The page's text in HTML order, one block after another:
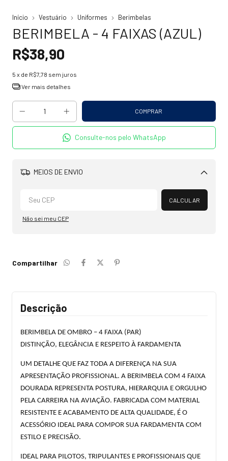
Início Vestuário Uniformes Berimbelas
BERIMBELA - 4 FAIXAS (AZUL)
R$38,90
5 x de R$7,78 sem juros
Ver mais detalhes
Consulte-nos pelo WhatsApp
MEIOS DE ENVIO
Alterar CEP
CALCULAR
Não sei meu CEP
Compartilhar
Descrição
BERIMBELA DE OMBRO – 4 FAIXA (PAR)
DISTINÇÃO, ELEGÂNCIA E RESPEITO À FARDAMENTA
UM DETALHE QUE FAZ TODA A DIFERENÇA NA SUA
APRESENTAÇÃO PROFISSIONAL. A BERIMBELA COM 4 FAIXA
DOURADA REPRESENTA POSTURA, HIERARQUIA E ORGULHO
PELA CARREIRA NA AVIAÇÃO. FABRICADA COM MATERIAL
RESISTENTE E ACABAMENTO DE ALTA QUALIDADE, É O
ACESSÓRIO IDEAL PARA COMPOR SUA FARDAMENTA COM
ESTILO E PRECISÃO.
IDEAL PARA PILOTOS, TRIPULANTES E PROFISSIONAIS QUE